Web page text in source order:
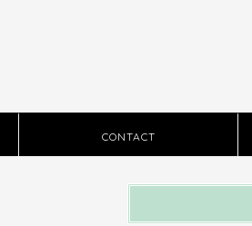
CONTACT